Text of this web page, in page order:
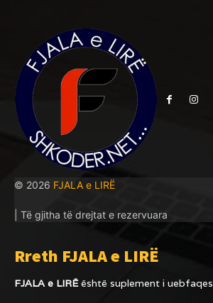
© 2026 FJALA e LIRË
| Të gjitha të drejtat e rezervuara
Rreth FJALA e LIRË
FJALA e LIRËështë suplement i uebfaqes